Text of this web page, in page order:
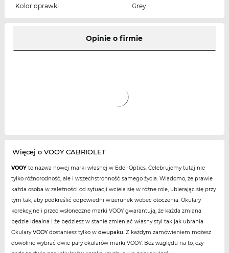
Kolor oprawki
Grey
Opinie o firmie
Więcej o VOOY CABRIOLET
VOOYto nazwa nowej marki własnej w Edel-Optics. Celebrujemy tutaj nie
tylko różnorodność, ale i wszechstronność samego życia. Wiadomo, że prawie
każda osoba w zależności od sytuacji wciela się w różne role, ubierając się przy
tym tak, aby podkreślić odpowiedni wizerunek wobec otoczenia. Okulary
korekcyjne i przeciwsłoneczne marki VOOY gwarantują, że każda zmiana
będzie idealna i że będziesz w stanie zmieniać własny styl tak jak ubrania.
OkularyVOOYdostaniesz tylko w dwupaku. Z każdym zamówieniem możesz
dowolnie wybrać dwie pary okularów marki VOOY. Bez względu na to, czy